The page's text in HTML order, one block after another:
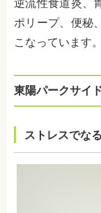
逆流性食道炎、
ポリープ、便秘
こなっています。
東陽パークサイ
ストレスでな